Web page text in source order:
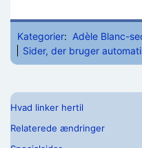
Kategorier: Adèle Blanc-
Sider, der bruger
Hvad linker hertil
Relaterede ændringer